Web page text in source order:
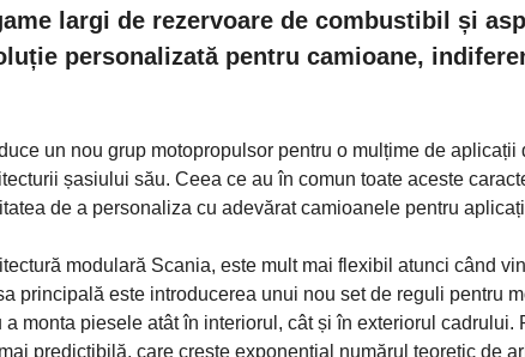
largi de rezervoare de combustibil și
personalizată pentru camioane,
un nou grup motopropulsor pentru o mulțime de aplicații
șasiului său. Ceea ce au în comun toate aceste
de a personaliza cu adevărat camioanele pentru
modulară Scania, este mult mai flexibil atunci când
principală este introducerea unui nou set de reguli pentru
monta piesele atât în interiorul, cât și în exteriorul cadrului.
predictibilă, care crește exponențial numărul teoretic de